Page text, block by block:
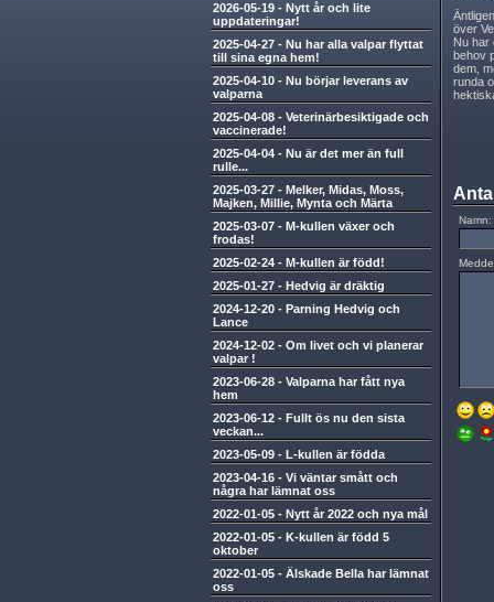
2026-05-19 - Nytt år och lite
uppdateringar!
2025-04-27 - Nu har alla valpar flyttat
till sina egna hem!
2025-04-10 - Nu börjar leverans av
valparna
2025-04-08 - Veterinärbesiktigade och
vaccinerade!
2025-04-04 - Nu är det mer än full
rulle...
2025-03-27 - Melker, Midas, Moss,
Majken, Millie, Mynta och Märta
2025-03-07 - M-kullen växer och
frodas!
2025-02-24 - M-kullen är född!
2025-01-27 - Hedvig är dräktig
2024-12-20 - Parning Hedvig och
Lance
2024-12-02 - Om livet och vi planerar
valpar !
2023-06-28 - Valparna har fått nya
hem
2023-06-12 - Fullt ös nu den sista
veckan...
2023-05-09 - L-kullen är födda
2023-04-16 - Vi väntar smått och
några har lämnat oss
2022-01-05 - Nytt år 2022 och nya mål
2022-01-05 - K-kullen är född 5
oktober
2022-01-05 - Älskade Bella har lämnat
oss
över
Nu har
behov
dem,
runda
Namn: